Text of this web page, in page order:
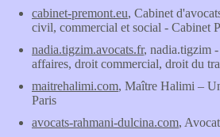
cabinet-premont.eu, Cabinet
civil, commercial et social - Cabinet
nadia.tigzim.avocats.fr, nadia.tigzim
affaires, droit commercial, droit du
maitrehalimi.com, Maître Halimi –
Paris
avocats-rahmani-dulcina.com,